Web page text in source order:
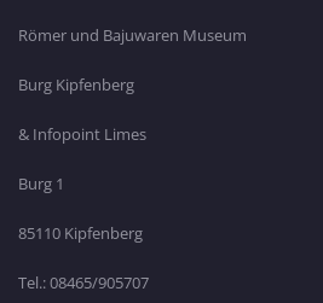
Römer und Bajuwaren Museum
Burg Kipfenberg
& Infopoint Limes
Burg 1
85110 Kipfenberg
Tel.: 08465/905707